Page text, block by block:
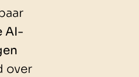
AI-
over